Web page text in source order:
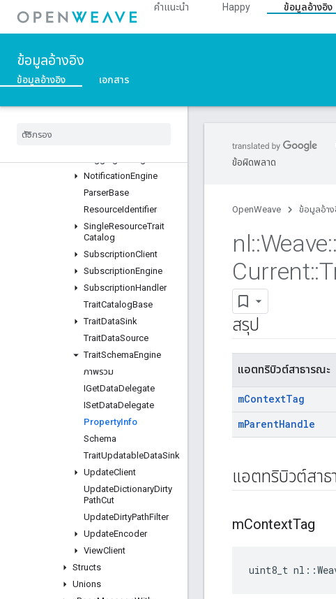
คำแนะนำ Happy ข้อมูลอ้างอิง
ข้อมูลอ้างอิง
ข้อมูลอ้างอิง เอกสาร
IDirtyPathCut
IWeaveWDMMutex
ListParserBase
NotificationEngine
ParserBase
ResourceIdentifier
SingleResourceTrait
Catalog
SubscriptionClient
SubscriptionEngine
SubscriptionHandler
TraitCatalogBase
TraitDataSink
TraitDataSource
TraitSchemaEngine
ภาพรวม
IGetDataDelegate
ISetDataDelegate
PropertyInfo
Schema
TraitUpdatableDataSink
UpdateClient
UpdateDictionaryDirty
PathCut
UpdateDirtyPathFilter
UpdateEncoder
ViewClient
Structs
Unions
ข้อผิดพลาด
OpenWeave ข้อมูลอ้าง
nl::Weave::
Current::
สรุป
แอตทริบิวต์สาธารณะ
mContextTag
mParentHandle
แอตทริบิวต์สาธ
mContextTag
uint8_t